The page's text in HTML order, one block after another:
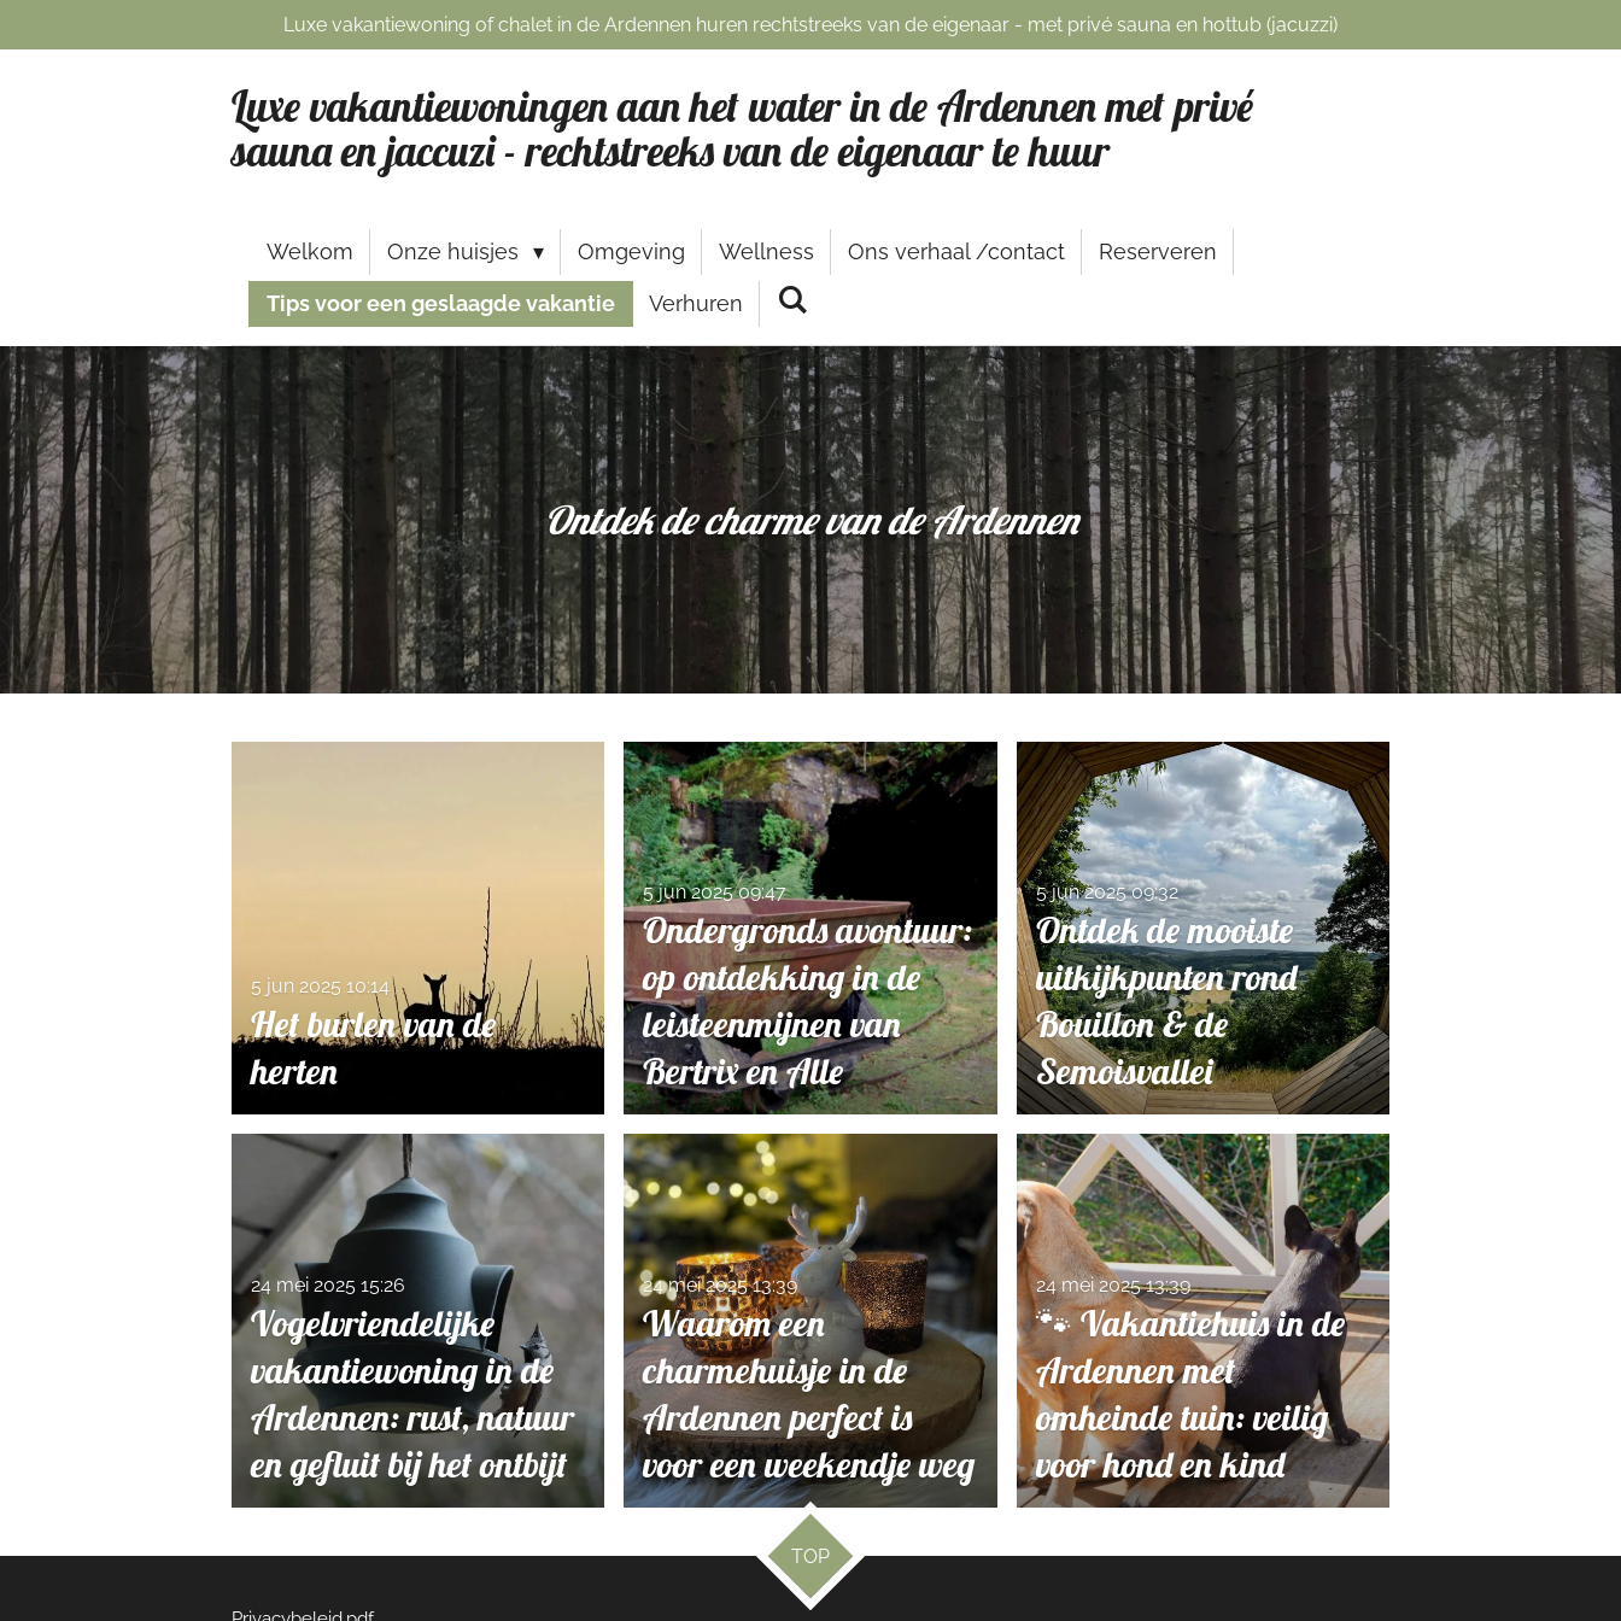
direct
Luxe vakantiewoning of chalet in de Ardennen huren rechtstreeks van de eigenaar - met privé sauna en hottub (jacuzzi)
Luxe vakantiewoningen aan het water in de Ardennen met privé
sauna en jaccuzi - rechtstreeks van de eigenaar te huur
Welkom Onze huisjes Omgeving Wellness Ons verhaal /contact Reserveren
Tips voor een geslaagde vakantie Verhuren
Ontdek de charme van de Ardennen
Het burlen van de
herten
5 jun 2025 10:14
Ondergronds avontuur:
op ontdekking in de
leisteenmijnen van
Bertrix en Alle
5 jun 2025 09:47
Ontdek de mooiste
uitkijkpunten rond
Bouillon & de
Semoisvallei
5 jun 2025 09:32
Vogelvriendelijke
vakantiewoning in de
Ardennen: rust, natuur
en gefluit bij het ontbijt
24 mei 2025 15:26
Waarom een
charmehuisje in de
Ardennen perfect is
voor een weekendje weg
24 mei 2025 13:39
🐾 Vakantiehuis in de
Ardennen met
omheinde tuin: veilig
voor hond en kind
24 mei 2025 13:39
TOP